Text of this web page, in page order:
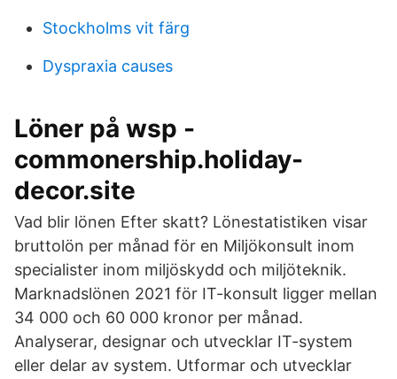
Stockholms vit färg
Dyspraxia causes
Löner på wsp -
commonership.holiday-
decor.site
Vad blir lönen Efter skatt? Lönestatistiken visar
bruttolön per månad för en Miljökonsult inom
specialister inom miljöskydd och miljöteknik.
Marknadslönen 2021 för IT-konsult ligger mellan
34 000 och 60 000 kronor per månad.
Analyserar, designar och utvecklar IT-system
eller delar av system. Utformar och utvecklar